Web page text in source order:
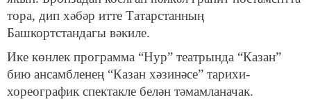
тора, дип хәбәр итте Татарстанның
Башкортстандагы вәкиле.
Ике көнлек программа “Нур” театрында “Казан”
бию ансамбленең “Казан хәзинәсе” тарихи-
хореографик спектакле белән тәмамланачак.